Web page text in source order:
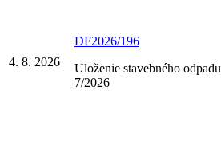
4. 8. 2026
DF2026/196
Uloženie stavebného odpadu
7/2026